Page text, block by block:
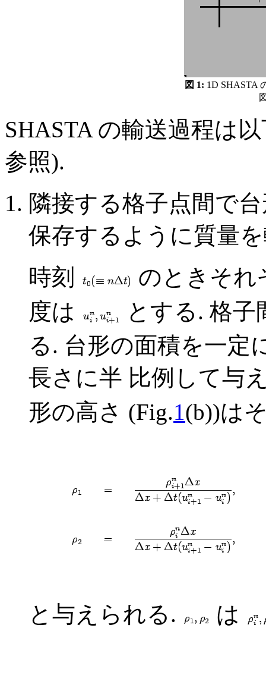
図 1: 1D SHASTA
SHASTA の輸送過程は
参照).
隣接する格子点間で
保存するように質量
時刻
のときそれ
度は
とする. 格
る. 台形の面積を一定
長さに半 比例して与
形の高さ (Fig.1(b))は
と与えられる. は